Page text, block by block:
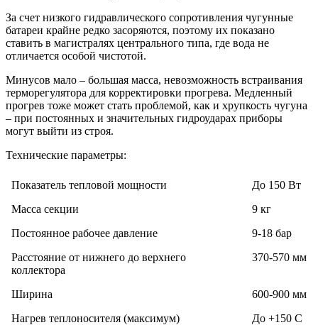
За счет низкого гидравлического сопротивления чугунные
батареи крайне редко засоряются, поэтому их показано
ставить в магистралях центрального типа, где вода не
отличается особой чистотой.
Минусов мало – большая масса, невозможность встраивания
терморегулятора для корректировки прогрева. Медленный
прогрев тоже может стать проблемой, как и хрупкость чугуна
– при постоянных и значительных гидроударах приборы
могут выйти из строя.
Технические параметры:
Показатель тепловой мощности
До 150 Вт
Масса секции
9 кг
Постоянное рабочее давление
9-18 бар
Расстояние от нижнего до верхнего
коллектора
370-570 мм
Ширина
600-900 мм
Нагрев теплоносителя (максимум)
До +150 С